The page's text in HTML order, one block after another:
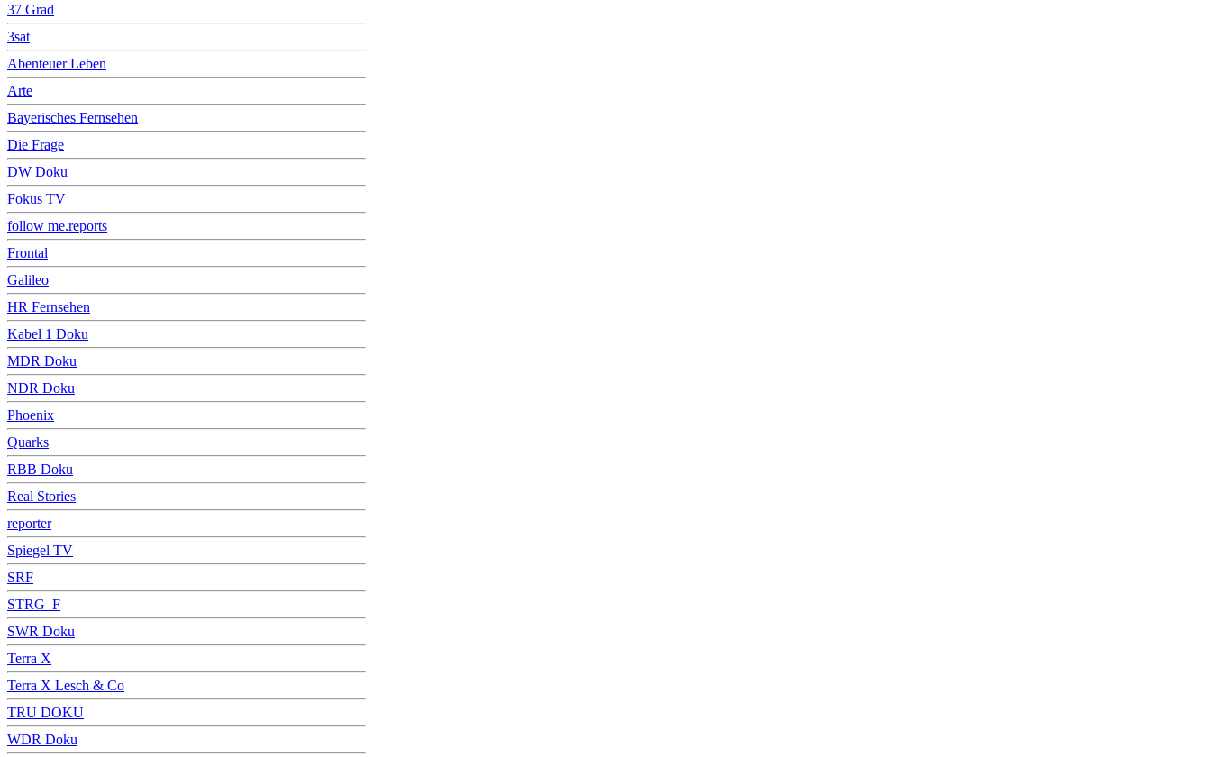
37 Grad
3sat
Abenteuer Leben
Arte
Bayerisches Fernsehen
Die Frage
DW Doku
Fokus TV
follow me.reports
Frontal
Galileo
HR Fernsehen
Kabel 1 Doku
MDR Doku
NDR Doku
Phoenix
Quarks
RBB Doku
Real Stories
reporter
Spiegel TV
SRF
STRG_F
SWR Doku
Terra X
Terra X Lesch & Co
TRU DOKU
WDR Doku